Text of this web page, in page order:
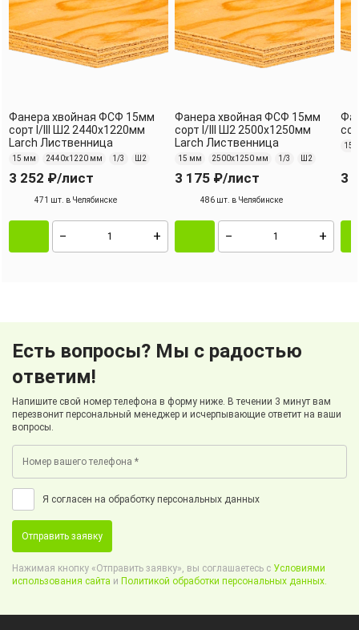
Фанера хвойная ФСФ 15мм
сорт I/III Ш2 2440х1220мм
Larch Лиственница
15 мм 2440х1220 мм 1/3 Ш2
3 252 ₽/лист
471 шт. в Челябинске
Фанера хвойная ФСФ 15мм
сорт I/III Ш2 2500х1250мм
Larch Лиственница
15 мм 2500х1250 мм 1/3 Ш2
3 175 ₽/лист
486 шт. в Челябинске
15
3
Есть вопросы? Мы с радостью
ответим!
Напишите свой номер телефона в форму ниже. В течении 3 минут вам
перезвонит персональный менеджер и исчерпывающие ответит на ваши
вопросы.
Я согласен на обработку персональных данных
Отправить заявку
Нажимая кнопку «Отправить заявку», вы соглашаетесь с Условиями
использования сайта и Политикой обработки персональных данных.